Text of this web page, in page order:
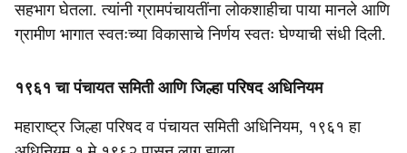
सहभाग घेतला. त्यांनी ग्रामपंचायतींना लोकशाहीचा पाया मानले आणि
ग्रामीण भागात स्वतःच्या विकासाचे निर्णय स्वतः घेण्याची संधी दिली.
१९६१ चा पंचायत समिती आणि जिल्हा परिषद अधिनियम
महाराष्ट्र जिल्हा परिषद व पंचायत समिती अधिनियम, १९६१ हा